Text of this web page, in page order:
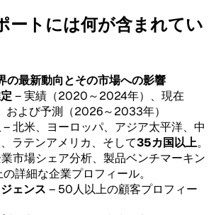
ートには何が含まれてい
の最新動向とその市場への影響
– 実績（2020～2024年）、現在
および予測（2026～2033年）
– 北米、ヨーロッパ、アジア太平洋、中
ラテンアメリカ、そして35カ国以上。
市場シェア分析、製品ベンチマーキン
詳細な企業プロフィール。
ェンス – 50人以上の顧客プロフィー